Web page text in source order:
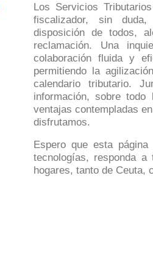
Los Servicios
fiscalizador, sin
disposición de todos,
reclamación. Una
colaboración fluida y
permitiendo la
calendario tributario.
información, sobre
ventajas contempladas
disfrutamos.
Espero que esta
tecnologías, responda
hogares, tanto de Ceuta,